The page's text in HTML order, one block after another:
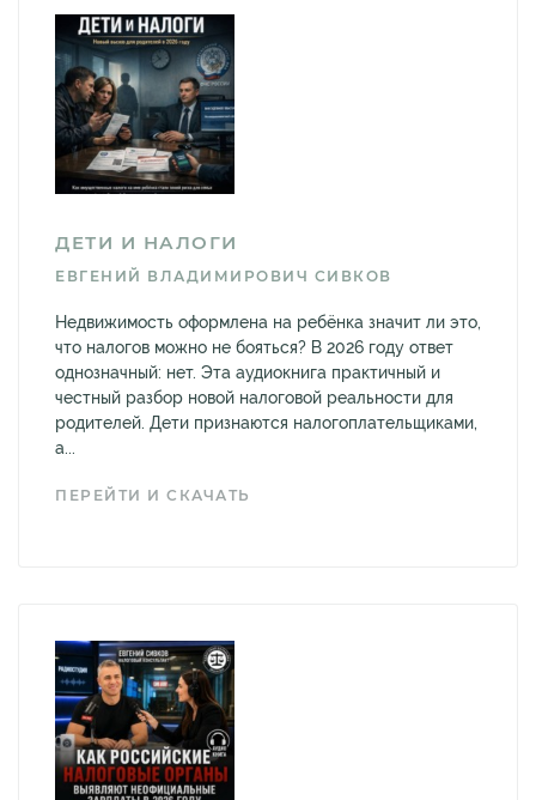
ДЕТИ И НАЛОГИ
ЕВГЕНИЙ ВЛАДИМИРОВИЧ СИВКОВ
Недвижимость оформлена на ребёнка значит ли это,
что налогов можно не бояться? В 2026 году ответ
однозначный: нет. Эта аудиокнига практичный и
честный разбор новой налоговой реальности для
родителей. Дети признаются налогоплательщиками,
а...
ПЕРЕЙТИ И СКАЧАТЬ